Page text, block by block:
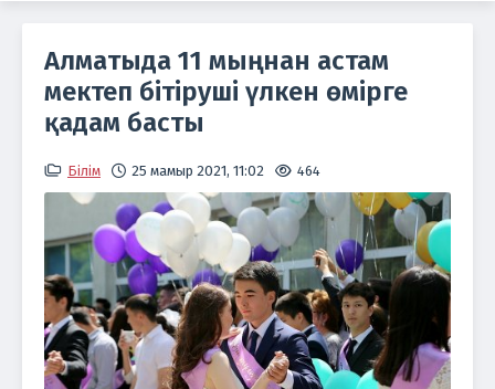
Алматыда 11 мыңнан астам
мектеп бітіруші үлкен өмірге
қадам басты
Білім 25 мамыр 2021, 11:02 464